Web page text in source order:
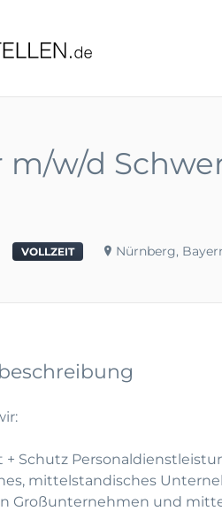
w/d
VOLLZEIT Nürnberg,
+ Schutz
mittelstandisches
Großunternehmen und